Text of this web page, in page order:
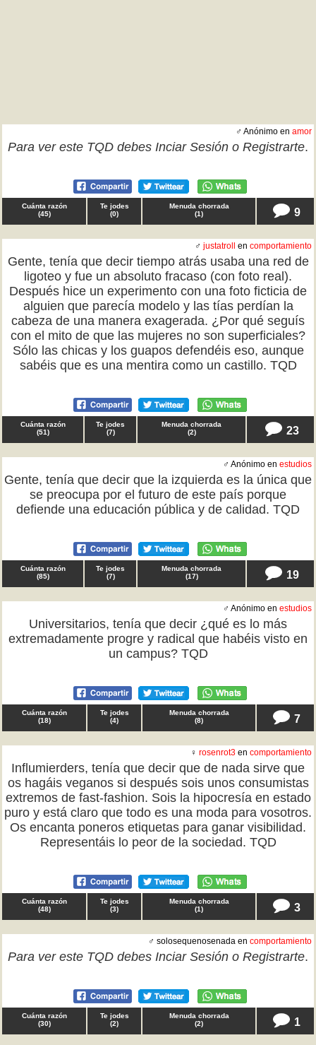
♂ Anónimo en amor
Para ver este TQD debes Inciar Sesión o Registrarte.
Cuánta razón
(45)
Te jodes
(0)
Menuda chorrada
(1) 9
♂ justatroll en comportamiento
Gente, tenía que decir tiempo atrás usaba una red de
ligoteo y fue un absoluto fracaso (con foto real).
Después hice un experimento con una foto ficticia de
alguien que parecía modelo y las tías perdían la
cabeza de una manera exagerada. ¿Por qué seguís
con el mito de que las mujeres no son superficiales?
Sólo las chicas y los guapos defendéis eso, aunque
sabéis que es una mentira como un castillo. TQD
Cuánta razón
(51)
Te jodes
(7)
Menuda chorrada
(2) 23
♂ Anónimo en estudios
Gente, tenía que decir que la izquierda es la única que
se preocupa por el futuro de este país porque
defiende una educación pública y de calidad. TQD
Cuánta razón
(85)
Te jodes
(7)
Menuda chorrada
(17) 19
♂ Anónimo en estudios
Universitarios, tenía que decir ¿qué es lo más
extremadamente progre y radical que habéis visto en
un campus? TQD
Cuánta razón
(18)
Te jodes
(4)
Menuda chorrada
(8) 7
♀ rosenrot3 en comportamiento
Influmierders, tenía que decir que de nada sirve que
os hagáis veganos si después sois unos consumistas
extremos de fast-fashion. Sois la hipocresía en estado
puro y está claro que todo es una moda para vosotros.
Os encanta poneros etiquetas para ganar visibilidad.
Representáis lo peor de la sociedad. TQD
Cuánta razón
(48)
Te jodes
(3)
Menuda chorrada
(1) 3
♂ solosequenosenada en comportamiento
Para ver este TQD debes Inciar Sesión o Registrarte.
Cuánta razón
(30)
Te jodes
(2)
Menuda chorrada
(2) 1